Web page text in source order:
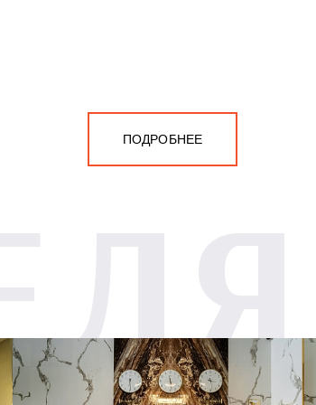
ПОДРОБНЕЕ